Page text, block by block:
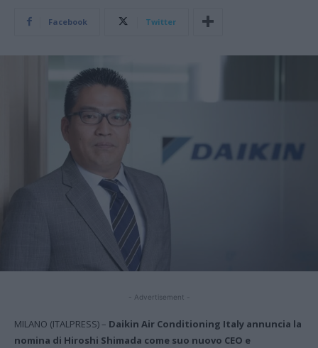
Facebook Twitter
- Advertisement -
MILANO (ITALPRESS) – Daikin Air Conditioning Italy annuncia la
nomina di Hiroshi Shimada come suo nuovo CEO e